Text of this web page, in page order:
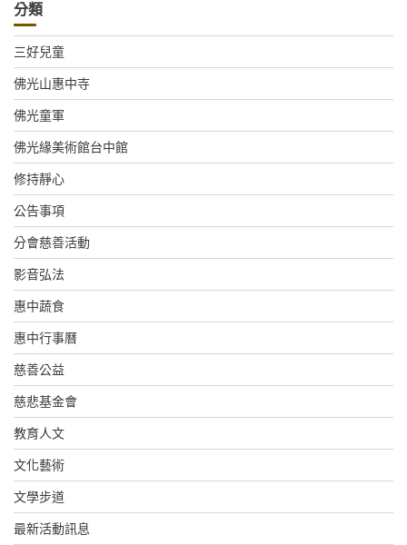
分類
三好兒童
佛光山惠中寺
佛光童軍
佛光緣美術館台中館
修持靜心
公告事項
分會慈善活動
影音弘法
惠中蔬食
惠中行事曆
慈善公益
慈悲基金會
教育人文
文化藝術
文學步道
最新活動訊息